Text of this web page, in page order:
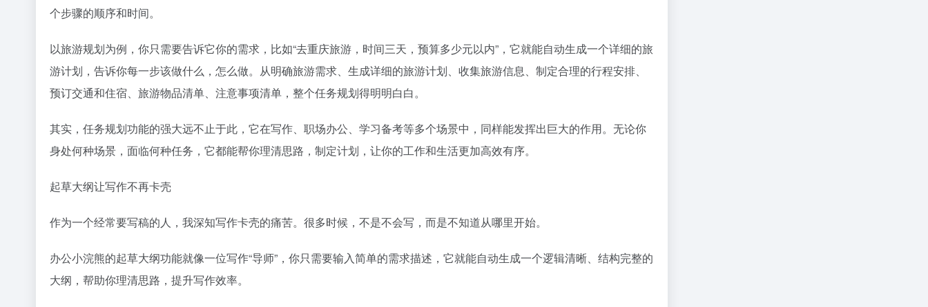
个步骤的顺序和时间。
以旅游规划为例，你只需要告诉它你的需求，比如“去重庆旅游，时间三天，预算多少元以内”，它就能自动生成一个详细的旅
游计划，告诉你每一步该做什么，怎么做。从明确旅游需求、生成详细的旅游计划、收集旅游信息、制定合理的行程安排、
预订交通和住宿、旅游物品清单、注意事项清单，整个任务规划得明明白白。
其实，任务规划功能的强大远不止于此，它在写作、职场办公、学习备考等多个场景中，同样能发挥出巨大的作用。无论你
身处何种场景，面临何种任务，它都能帮你理清思路，制定计划，让你的工作和生活更加高效有序。
起草大纲让写作不再卡壳
作为一个经常要写稿的人，我深知写作卡壳的痛苦。很多时候，不是不会写，而是不知道从哪里开始。
办公小浣熊的起草大纲功能就像一位写作“导师”，你只需要输入简单的需求描述，它就能自动生成一个逻辑清晰、结构完整的
大纲，帮助你理清思路，提升写作效率。